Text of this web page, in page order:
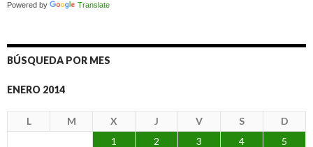
Powered by Translate
BÚSQUEDA POR MES
ENERO 2014
L M X J V S
D
1
2 3 4
5